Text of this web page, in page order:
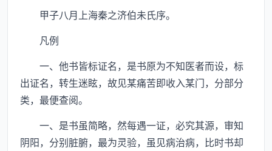
甲子八月上海秦之济伯未氏序。
凡例
一、他书皆标证名，是书原为不知医者而设，标
出证名，转生迷眩，故见某痛苦即收入某门，分部分
类，最便查阅。
一、是书虽简略，然每遇一证，必究其源，审知
阴阳，分别脏腑，最为灵验，虽见病治病，比时书却